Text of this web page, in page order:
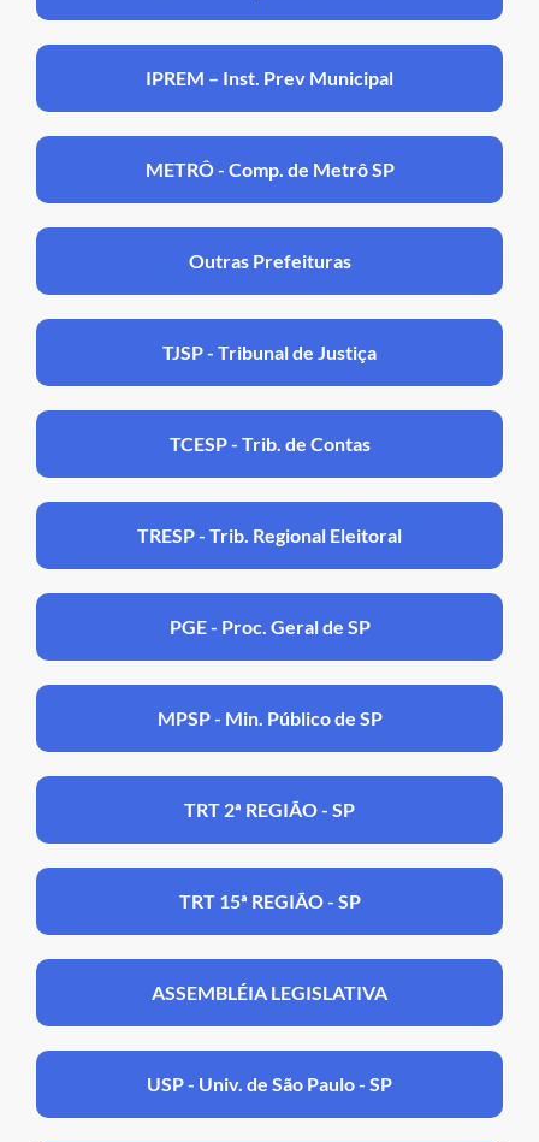
IPREM – Inst. Prev Municipal
METRÔ - Comp. de Metrô SP
Outras Prefeituras
TJSP - Tribunal de Justiça
TCESP - Trib. de Contas
TRESP - Trib. Regional Eleitoral
PGE - Proc. Geral de SP
MPSP - Min. Público de SP
TRT 2ª REGIÃO - SP
TRT 15ª REGIÃO - SP
ASSEMBLÉIA LEGISLATIVA
USP - Univ. de São Paulo - SP